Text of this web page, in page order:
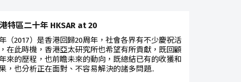
特區二十年 HKSAR at 20
（2017）是香港回歸20周年，社會各界有不少慶祝活
在此時機，香港亞太研究所也希望有所貢獻，既回顧
來的歷程，也前瞻未來的動向，既總結已有的收獲和
，也分析正在面對、不容易解決的諸多問題..